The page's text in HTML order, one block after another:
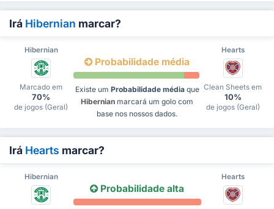
Irá Hibernian marcar?
Hibernian Hearts
Marcado em
70%
de jogos (Geral)
Probabilidade média
Existe um Probabilidade médiaque
Hibernian marcará um golo com
base nos nossos dados.
Clean Sheets em
10%
de jogos (Geral)
Irá Hearts marcar?
Hibernian Hearts
Probabilidade alta